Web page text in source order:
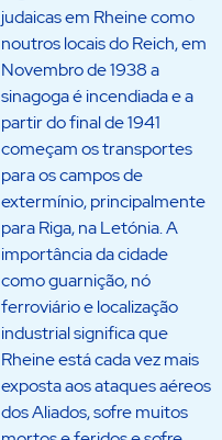
judaicas em Rheine como
noutros locais do Reich, em
Novembro de 1938 a
sinagoga é incendiada e a
partir do final de 1941
começam os transportes
para os campos de
extermínio, principalmente
para Riga, na Letónia. A
importância da cidade
como guarnição, nó
ferroviário e localização
industrial significa que
Rheine está cada vez mais
exposta aos ataques aéreos
dos Aliados, sofre muitos